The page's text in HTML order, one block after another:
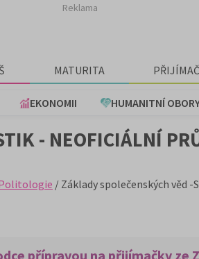
Reklama
MATURITA
EKONOMII HUMANITNÍ
- NEOFICIÁLNÍ
/ Základy společenských věd
přípravou na přijímačky ze